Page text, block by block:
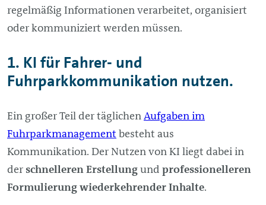
regelmäßig Informationen verarbeitet, organisiert
oder kommuniziert werden müssen.
1. KI für Fahrer- und
Fuhrparkkommunikation nutzen.
Ein großer Teil der täglichenAufgaben im
Fuhrparkmanagement besteht aus
Kommunikation. Der Nutzen von KI liegt dabei in
der schnelleren Erstellungund professionelleren
Formulierungwiederkehrender Inhalte.